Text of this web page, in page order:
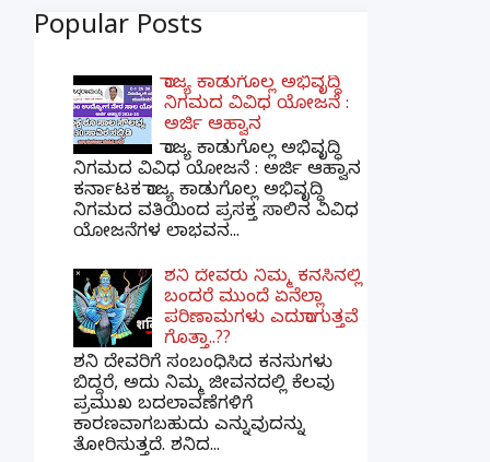
Popular Posts
ರಾಜ್ಯ ಕಾಡುಗೊಲ್ಲ ಅಭಿವೃದ್ಧಿ
ನಿಗಮದ ವಿವಿಧ ಯೋಜನೆ :
ಅರ್ಜಿ ಆಹ್ವಾನ
ರಾಜ್ಯ ಕಾಡುಗೊಲ್ಲ ಅಭಿವೃದ್ಧಿ
ನಿಗಮದ ವಿವಿಧ ಯೋಜನೆ : ಅರ್ಜಿ ಆಹ್ವಾನ
ಕರ್ನಾಟಕ ರಾಜ್ಯ ಕಾಡುಗೊಲ್ಲ ಅಭಿವೃದ್ಧಿ
ನಿಗಮದ ವತಿಯಿಂದ ಪ್ರಸಕ್ತ ಸಾಲಿನ ವಿವಿಧ
ಯೋಜನೆಗಳ ಲಾಭವನ...
ಶನಿ ದೇವರು ನಿಮ್ಮ ಕನಸಿನಲ್ಲಿ
ಬಂದರೆ ಮುಂದೆ ಏನೆಲ್ಲಾ
ಪರಿಣಾಮಗಳು ಎದುರಾಗುತ್ತವೆ
ಗೊತ್ತಾ..??
ಶನಿ ದೇವರಿಗೆ ಸಂಬಂಧಿಸಿದ ಕನಸುಗಳು
ಬಿದ್ದರೆ, ಅದು ನಿಮ್ಮ ಜೀವನದಲ್ಲಿ ಕೆಲವು
ಪ್ರಮುಖ ಬದಲಾವಣೆಗಳಿಗೆ
ಕಾರಣವಾಗಬಹುದು ಎನ್ನುವುದನ್ನು
ತೋರಿಸುತ್ತದೆ. ಶನಿದ...